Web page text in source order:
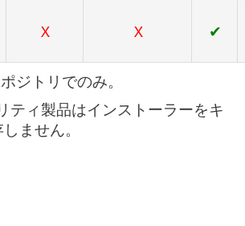
X X ✔
ジトリでのみ。
ティ製品はインストーラーをキ
ません。